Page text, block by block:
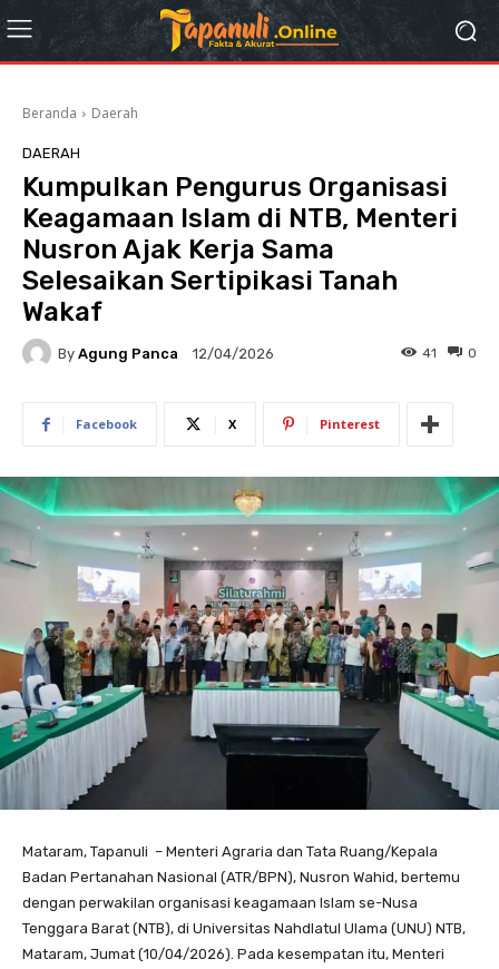
Beranda Daerah
DAERAH
Kumpulkan Pengurus Organisasi
Keagamaan Islam di NTB, Menteri
Nusron Ajak Kerja Sama
Selesaikan Sertipikasi Tanah
Wakaf
By Agung Panca 12/04/2026 0
41
Facebook X Pinterest
Mataram, Tapanuli – Menteri Agraria dan Tata Ruang/Kepala
Badan Pertanahan Nasional (ATR/BPN), Nusron Wahid, bertemu
dengan perwakilan organisasi keagamaan Islam se-Nusa
Tenggara Barat (NTB), di Universitas Nahdlatul Ulama (UNU) NTB,
Mataram, Jumat (10/04/2026). Pada kesempatan itu, Menteri